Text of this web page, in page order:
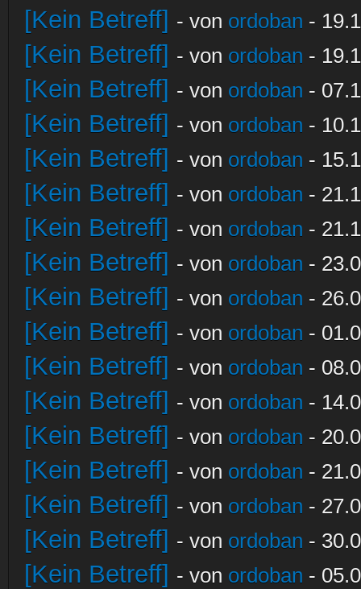
[Kein Betreff] - von ordoban -
[Kein Betreff] - von ordoban -
[Kein Betreff] - von ordoban -
[Kein Betreff] - von ordoban -
[Kein Betreff] - von ordoban -
[Kein Betreff] - von ordoban -
[Kein Betreff] - von ordoban -
[Kein Betreff] - von ordoban -
[Kein Betreff] - von ordoban -
[Kein Betreff] - von ordoban -
[Kein Betreff] - von ordoban -
[Kein Betreff] - von ordoban -
[Kein Betreff] - von ordoban -
[Kein Betreff] - von ordoban -
[Kein Betreff] - von ordoban -
[Kein Betreff] - von ordoban -
[Kein Betreff] - von ordoban -